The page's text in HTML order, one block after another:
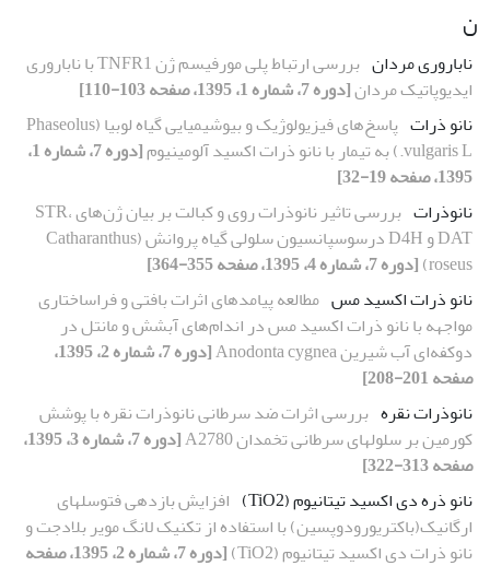
ن
ناباروری مردان
بررسی ارتباط پلی مورفیسم ژن TNFR1 با ناباروری
ایدیوپاتیک مردان[دوره 7، شماره 1، 1395، صفحه 103-110]
نانو ذرات
پاسخ‌های فیزیولوژیک و بیوشیمیایی گیاه لوبیا (Phaseolus
vulgaris L.) به تیمار با نانو ذرات‌ اکسید آلومینیوم
[دوره 7، شماره 1،
1395، صفحه 19-32]
نانوذرات
بررسی تاثیر نانوذرات روی و کبالت بر بیان ژن‌های STR،
DAT و D4H درسوسپانسیون سلولی گیاه پروانش (Catharanthus
roseus) [دوره 7، شماره 4، 1395، صفحه 355-364]
نانو ذرات اکسید مس مطالعه پیامدهای اثرات بافتی و فراساختاری
مواجهه با نانو ذرات اکسید مس در اندام‌های آبشش و مانتل در
دوکفه‌ای آب شیرین Anodonta cygnea
[دوره 7، شماره 2، 1395،
صفحه 201-208]
نانوذرات نقره بررسی اثرات ضد سرطانی نانوذرات نقره با پوشش
کورمین بر سلول‏های سرطانی تخمدان A2780
[دوره 7، شماره 3، 1395،
صفحه 313-322]
نانو ذره دی اکسید تیتانیوم (TiO2)
افزایش بازدهی فتوسل‏های
ارگانیک(باکتریورودوپسین) با استفاده از تکنیک لانگ مویر بلادجت و
نانو ذرات دی اکسید تیتانیوم (TiO2)
[دوره 7، شماره 2، 1395، صفحه